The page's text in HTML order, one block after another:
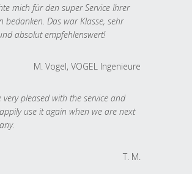
mich für den super Service Ihrer
bedanken. Das war Klasse, sehr
absolut empfehlenswert!
M. Vogel, VOGEL Ingenieure
very pleased with the service and
use it again when we are next
T. M.